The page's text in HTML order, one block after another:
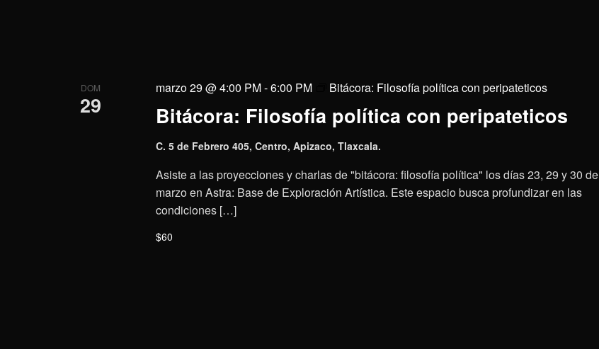
DOM
29 Bitácora: Filosofía política con peripateticos
marzo 29 @ 4:00 PM-6:00 PM Bitácora: Filosofía política con peripateticos
C. 5 de Febrero 405, Centro, Apizaco, Tlaxcala.
Asiste a las proyecciones y charlas de "bitácora: filosofía política" los días 23, 29 y 30 de
marzo en Astra: Base de Exploración Artística. Este espacio busca profundizar en las
condiciones […]
$60